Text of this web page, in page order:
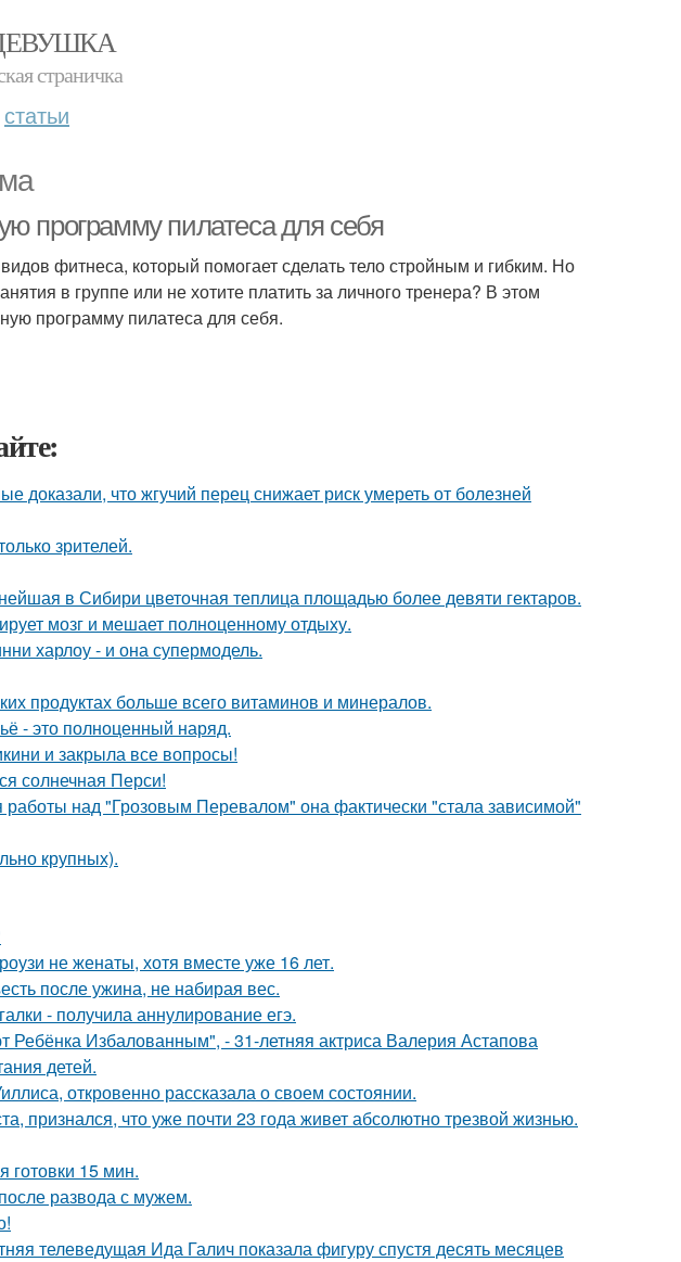
страничка
статьи
программу пилатеса для себя
фитнеса, который помогает сделать тело стройным и гибким. Но
в группе или не хотите платить за личного тренера? В этом
программу пилатеса для себя.
доказали, что жгучий перец снижает риск умереть от болезней
зрителей.
в Сибири цветочная теплица площадью более девяти гектаров.
мозг и мешает полноценному отдыху.
харлоу - и она супермодель.
продуктах больше всего витаминов и минералов.
- это полноценный наряд.
и закрыла все вопросы!
солнечная Перси!
над "Грозовым Перевалом" она фактически "стала зависимой"
крупных).
не женаты, хотя вместе уже 16 лет.
после ужина, не набирая вес.
- получила аннулирование егэ.
Ребёнка Избалованным", - 31-летняя актриса Валерия Астапова
детей.
откровенно рассказала о своем состоянии.
признался, что уже почти 23 года живет абсолютно трезвой жизнью.
готовки 15 мин.
развода с мужем.
телеведущая Ида Галич показала фигуру спустя десять месяцев